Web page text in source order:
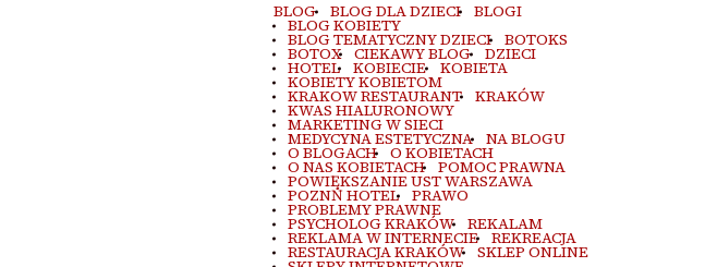
BLOG BLOG DLA DZIECI BLOGI
BLOG KOBIETY
BLOG TEMATYCZNY DZIECI BOTOKS
BOTOX CIEKAWY BLOG DZIECI
HOTEL KOBIECIE KOBIETA
KOBIETY KOBIETOM
KRAKOW RESTAURANT KRAKÓW
KWAS HIALURONOWY
MARKETING W SIECI
MEDYCYNA ESTETYCZNA NA BLOGU
O BLOGACH O KOBIETACH
O NAS KOBIETACH POMOC PRAWNA
POWIĘKSZANIE UST WARSZAWA
POZNŃ HOTEL PRAWO
PROBLEMY PRAWNE
PSYCHOLOG KRAKÓW REKALAM
REKLAMA W INTERNECIE REKREACJA
RESTAURACJA KRAKÓW SKLEP ONLINE